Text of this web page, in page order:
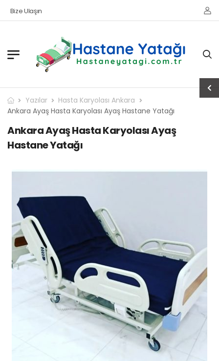
Bize Ulaşın
Yazılar
Hasta Karyolası Ankara
Ankara Ayaş Hasta Karyolası Ayaş Hastane Yatağı
Ankara Ayaş Hasta Karyolası Ayaş
Hastane Yatağı